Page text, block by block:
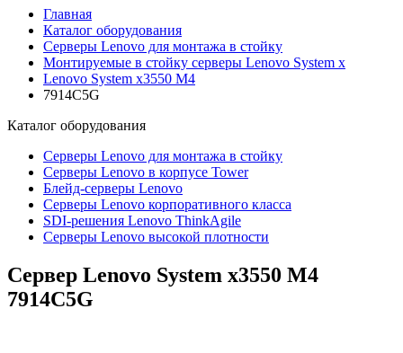
Главная
Каталог оборудования
Серверы Lenovo для монтажа в стойку
Монтируемые в стойку серверы Lenovo System x
Lenovo System x3550 M4
7914C5G
Каталог оборудования
Серверы Lenovo для монтажа в стойку
Серверы Lenovo в корпусе Tower
Блейд-серверы Lenovo
Cерверы Lenovo корпоративного класса
SDI-решения Lenovo ThinkAgile
Серверы Lenovo высокой плотности
Сервер Lenovo System x3550 M4
7914C5G